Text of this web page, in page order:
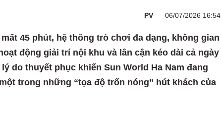
PV 06/07/2026 16:54
45 phút, hệ thống trò chơi đa dạng, không gian
động giải trí nội khu và lân cận kéo dài cả ngày
do thuyết phục khiến Sun World Ha Nam đang
trong những “tọa độ trốn nóng” hút khách của